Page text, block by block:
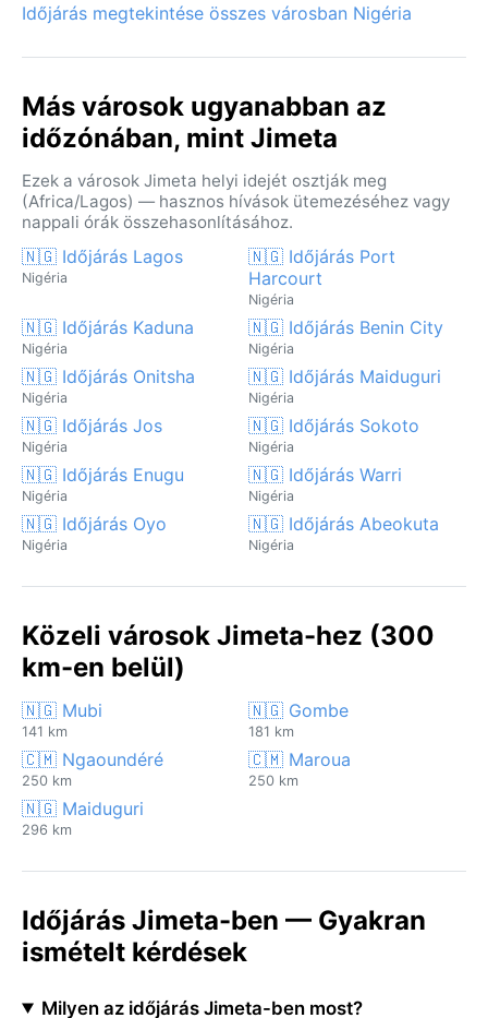
Időjárás megtekintése összes városban Nigéria
Más városok ugyanabban az
időzónában, mint Jimeta
Ezek a városok Jimeta helyi idejét osztják meg
(Africa/Lagos) — hasznos hívások ütemezéséhez vagy
nappali órák összehasonlításához.
🇳🇬 Időjárás Lagos
Nigéria
🇳🇬 Időjárás Port
Harcourt
Nigéria
🇳🇬 Időjárás Kaduna
Nigéria
🇳🇬 Időjárás Benin City
Nigéria
🇳🇬 Időjárás Onitsha
Nigéria
🇳🇬 Időjárás Maiduguri
Nigéria
🇳🇬 Időjárás Jos
Nigéria
🇳🇬 Időjárás Sokoto
Nigéria
🇳🇬 Időjárás Enugu
Nigéria
🇳🇬 Időjárás Warri
Nigéria
🇳🇬 Időjárás Oyo
Nigéria
🇳🇬 Időjárás Abeokuta
Nigéria
Közeli városok Jimeta-hez (300
km-en belül)
🇳🇬 Mubi
141 km
🇳🇬 Gombe
181 km
🇨🇲 Ngaoundéré
250 km
🇨🇲 Maroua
250 km
🇳🇬 Maiduguri
296 km
Időjárás Jimeta-ben — Gyakran
ismételt kérdések
Milyen az időjárás Jimeta-ben most?